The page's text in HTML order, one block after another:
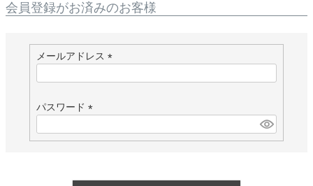
会員登録がお済みのお客様
メールアドレス
)
パスワード
必